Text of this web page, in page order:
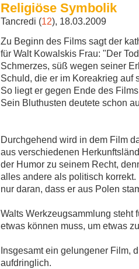
Religiöse Symbolik
Tancredi (12), 18.03.2009
Zu Beginn des Films sagt der
für Walt Kowalskis Frau: "Der
Schmerzes, süß wegen seiner
Schuld, die er im Koreakrieg auf
So liegt er gegen Ende des
Sein Bluthusten deutete schon
Durchgehend wird in dem Film
aus verschiedenen
der Humor zu seinem Recht,
alles andere als politisch
nur daran, dass er aus Polen
Walts Werkzeugsammlung steht
etwas können muss, um etwas
Insgesamt ein gelungener Film,
aufdringlich.